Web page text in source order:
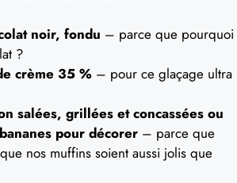
noir, fondu – parce que pourquoi
?
crème 35 % – pour ce glaçage ultra
salées, grillées et concassées ou
pour décorer – parce que
nos muffins soient aussi jolis que